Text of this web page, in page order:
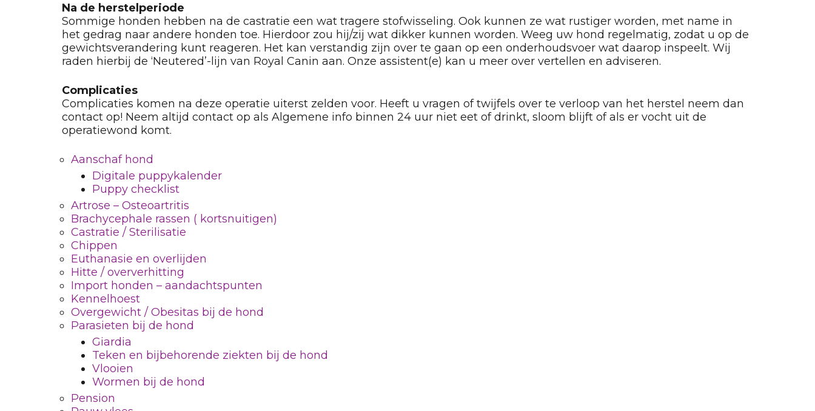
Na de herstelperiode
Sommige honden hebben na de castratie een wat tragere stofwisseling. Ook kunnen ze wat rustiger worden, met name in
het gedrag naar andere honden toe. Hierdoor zou hij/zij wat dikker kunnen worden. Weeg uw hond regelmatig, zodat u op de
gewichtsverandering kunt reageren. Het kan verstandig zijn over te gaan op een onderhoudsvoer wat daarop inspeelt. Wij
raden hierbij de ‘Neutered’-lijn van Royal Canin aan. Onze assistent(e) kan u meer over vertellen en adviseren.
Complicaties
Complicaties komen na deze operatie uiterst zelden voor. Heeft u vragen of twijfels over te verloop van het herstel neem dan
contact op! Neem altijd contact op als Algemene info binnen 24 uur niet eet of drinkt, sloom blijft of als er vocht uit de
operatiewond komt.
Aanschaf hond
Digitale puppykalender
Puppy checklist
Artrose – Osteoartritis
Brachycephale rassen ( kortsnuitigen)
Castratie / Sterilisatie
Chippen
Euthanasie en overlijden
Hitte / oververhitting
Import honden – aandachtspunten
Kennelhoest
Overgewicht / Obesitas bij de hond
Parasieten bij de hond
Giardia
Teken en bijbehorende ziekten bij de hond
Vlooien
Wormen bij de hond
Pension